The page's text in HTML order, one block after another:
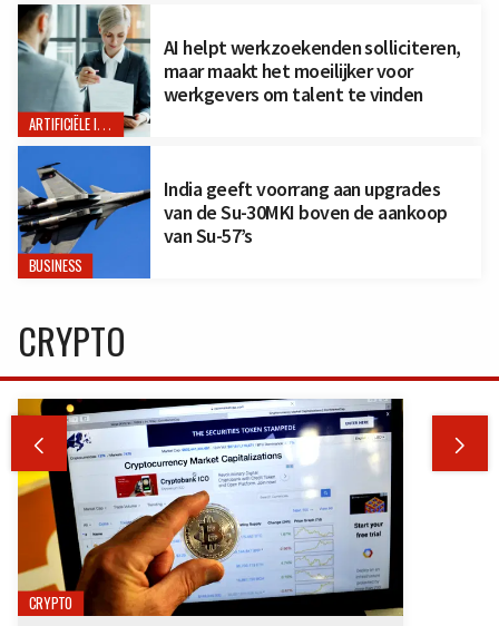
ARTIFICIËLE INTELLIGENTIE
AI helpt werkzoekenden solliciteren,
maar maakt het moeilijker voor
werkgevers om talent te vinden
BUSINESS
India geeft voorrang aan upgrades
van de Su-30MKI boven de aankoop
van Su-57’s
CRYPTO
 
CRYPTO